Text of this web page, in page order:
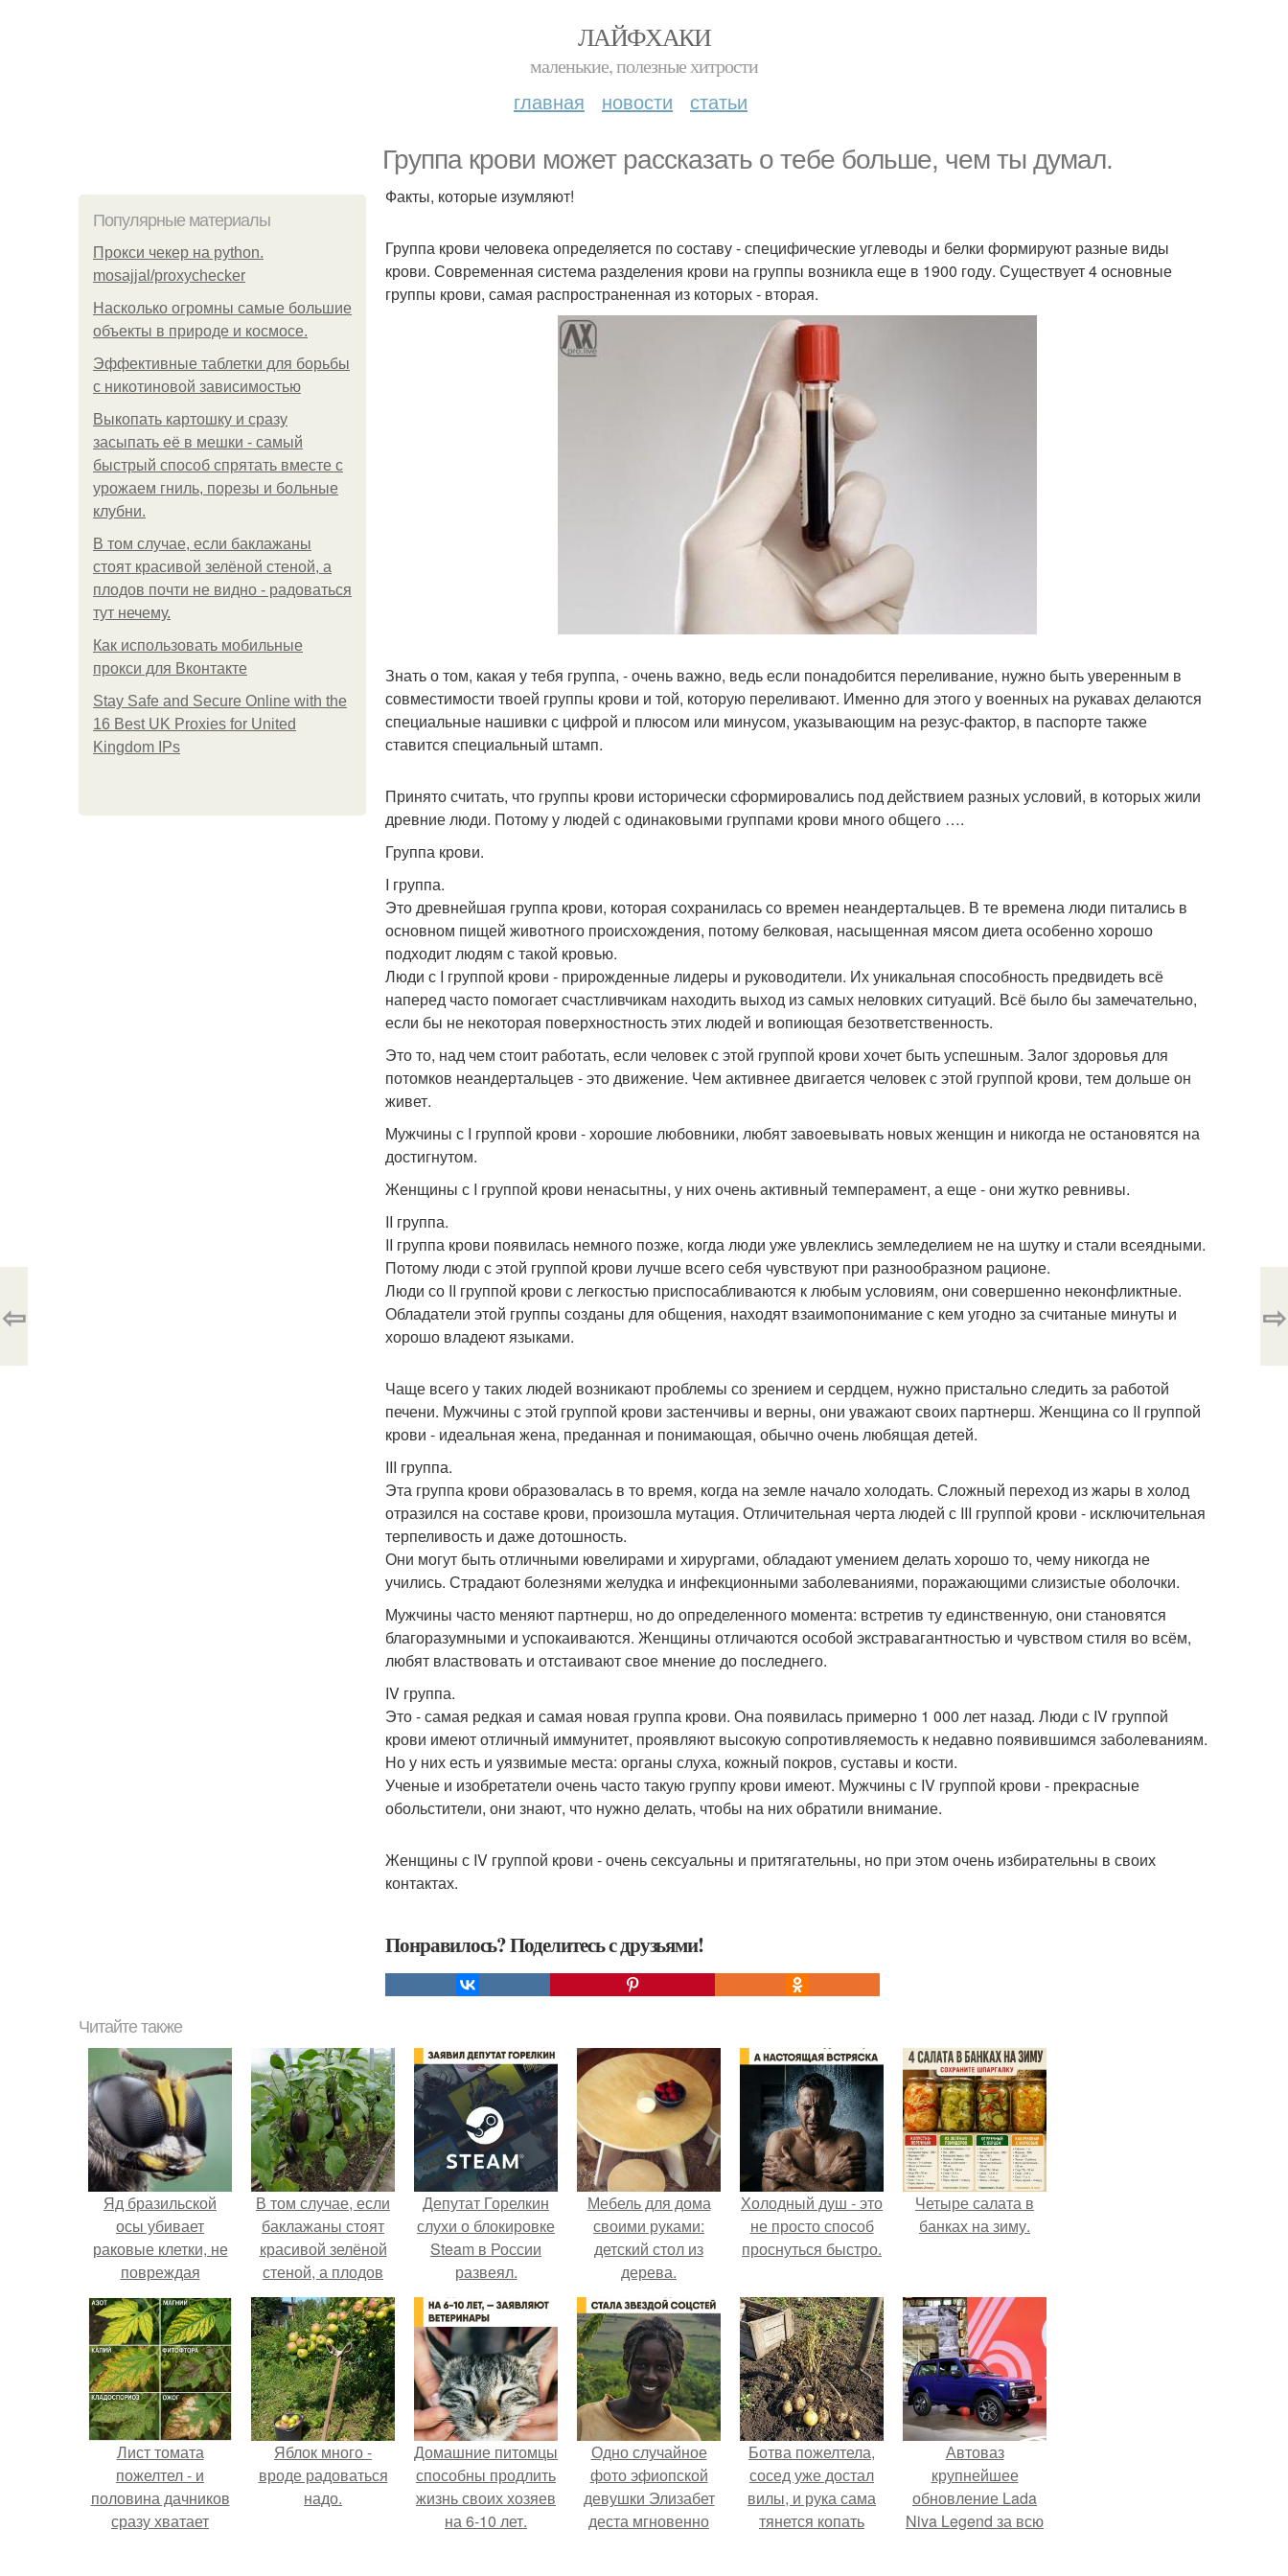
ЛАЙФХАКИ
маленькие, полезные хитрости
главная новости статьи
Группа крови может рассказать о тебе больше, чем ты думал.
Популярные материалы
Прокси чекер на python.
mosajjal/proxychecker
Насколько огромны самые большие
объекты в природе и космосе.
Эффективные таблетки для борьбы
с никотиновой зависимостью
Выкопать картошку и сразу
засыпать её в мешки - самый
быстрый способ спрятать вместе с
урожаем гниль, порезы и больные
клубни.
В том случае, если баклажаны
стоят красивой зелёной стеной, а
плодов почти не видно - радоваться
тут нечему.
Как использовать мобильные
прокси для Вконтакте
Stay Safe and Secure Online with the
16 Best UK Proxies for United
Kingdom IPs
Факты, которые изумляют!
Группа крови человека определяется по составу - специфические углеводы и белки формируют разные виды
крови. Современная система разделения крови на группы возникла еще в 1900 году. Существует 4 основные
группы крови, самая распространенная из которых - вторая.
Знать о том, какая у тебя группа, - очень важно, ведь если понадобится переливание, нужно быть уверенным в
совместимости твоей группы крови и той, которую переливают. Именно для этого у военных на рукавах делаются
специальные нашивки с цифрой и плюсом или минусом, указывающим на резус-фактор, в паспорте также
ставится специальный штамп.
Принято считать, что группы крови исторически сформировались под действием разных условий, в которых жили
древние люди. Потому у людей с одинаковыми группами крови много общего ….
Группа крови.
I группа.
Это древнейшая группа крови, которая сохранилась со времен неандертальцев. В те времена люди питались в
основном пищей животного происхождения, потому белковая, насыщенная мясом диета особенно хорошо
подходит людям с такой кровью.
Люди с I группой крови - прирожденные лидеры и руководители. Их уникальная способность предвидеть всё
наперед часто помогает счастливчикам находить выход из самых неловких ситуаций. Всё было бы замечательно,
если бы не некоторая поверхностность этих людей и вопиющая безответственность.
Это то, над чем стоит работать, если человек с этой группой крови хочет быть успешным. Залог здоровья для
потомков неандертальцев - это движение. Чем активнее двигается человек с этой группой крови, тем дольше он
живет.
Мужчины с I группой крови - хорошие любовники, любят завоевывать новых женщин и никогда не остановятся на
достигнутом.
Женщины с I группой крови ненасытны, у них очень активный темперамент, а еще - они жутко ревнивы.
II группа.
II группа крови появилась немного позже, когда люди уже увлеклись земледелием не на шутку и стали всеядными.
Потому люди с этой группой крови лучше всего себя чувствуют при разнообразном рационе.
Люди со II группой крови с легкостью приспосабливаются к любым условиям, они совершенно неконфликтные.
Обладатели этой группы созданы для общения, находят взаимопонимание с кем угодно за считаные минуты и
хорошо владеют языками.
Чаще всего у таких людей возникают проблемы со зрением и сердцем, нужно пристально следить за работой
печени. Мужчины с этой группой крови застенчивы и верны, они уважают своих партнерш. Женщина со II группой
крови - идеальная жена, преданная и понимающая, обычно очень любящая детей.
III группа.
Эта группа крови образовалась в то время, когда на земле начало холодать. Сложный переход из жары в холод
отразился на составе крови, произошла мутация. Отличительная черта людей с III группой крови - исключительная
терпеливость и даже дотошность.
Они могут быть отличными ювелирами и хирургами, обладают умением делать хорошо то, чему никогда не
учились. Страдают болезнями желудка и инфекционными заболеваниями, поражающими слизистые оболочки.
Мужчины часто меняют партнерш, но до определенного момента: встретив ту единственную, они становятся
благоразумными и успокаиваются. Женщины отличаются особой экстравагантностью и чувством стиля во всём,
любят властвовать и отстаивают свое мнение до последнего.
IV группа.
Это - самая редкая и самая новая группа крови. Она появилась примерно 1 000 лет назад. Люди с IV группой
крови имеют отличный иммунитет, проявляют высокую сопротивляемость к недавно появившимся заболеваниям.
Но у них есть и уязвимые места: органы слуха, кожный покров, суставы и кости.
Ученые и изобретатели очень часто такую группу крови имеют. Мужчины с IV группой крови - прекрасные
обольстители, они знают, что нужно делать, чтобы на них обратили внимание.
Женщины с IV группой крови - очень сексуальны и притягательны, но при этом очень избирательны в своих
контактах.
Понравилось? Поделитесь с друзьями!
⇦ ⇨
Читайте также
Яд бразильской
осы убивает
раковые клетки, не
повреждая
здоровые.
В том случае, если
баклажаны стоят
красивой зелёной
стеной, а плодов
почти не видно -
радоваться тут
нечему.
Депутат Горелкин
слухи о блокировке
Steam в России
развеял.
Мебель для дома
своими руками:
детский стол из
дерева.
Холодный душ - это
не просто способ
проснуться быстро.
Четыре салата в
банках на зиму.
Лист томата
пожелтел - и
половина дачников
сразу хватает
Яблок много -
вроде радоваться
надо.
Домашние питомцы
способны продлить
жизнь своих хозяев
на 6-10 лет.
Одно случайное
фото эфиопской
девушки Элизабет
деста мгновенно
Ботва пожелтела,
сосед уже достал
вилы, и рука сама
тянется копать
Автоваз
крупнейшее
обновление Lada
Niva Legend за всю